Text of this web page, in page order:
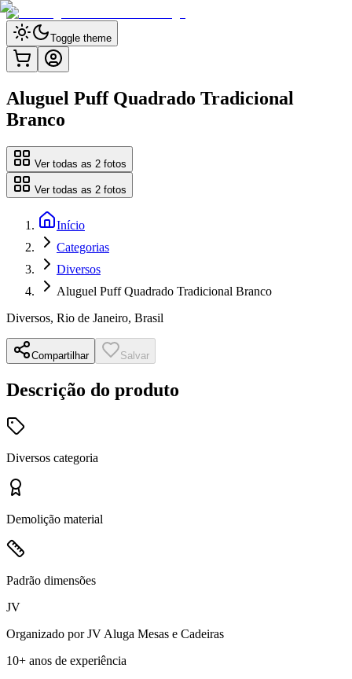
Toggle theme
Aluguel Puff Quadrado Tradicional
Branco
Ver todas as 2 fotos
Ver todas as 2 fotos
Início
Categorias
Diversos
Aluguel Puff Quadrado Tradicional Branco
Diversos, Rio de Janeiro, Brasil
Compartilhar Salvar
Descrição do produto
Diversos categoria
Demolição material
Padrão dimensões
JV
Organizado porJV Aluga Mesas e Cadeiras
10+ anos de experiência